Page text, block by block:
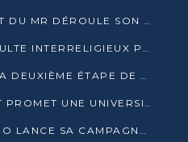
À OWANDO, LE CANDIDAT DU MR DÉROULE SON PROGRAMME DE “CHANGEMENT”
PRÉSIDENTIELLE 2026 : CULTE INTERRELIGIEUX POUR LA PAIX À OUENZÉ
DOLISIE EN BLEU POUR LA DEUXIÈME ÉTAPE DE CAMPAGNE DE DSN
À OUESSO, DESTIN GAVET PROMET UNE UNIVERSITÉ POUR LA SANGHA
À OUESSO, GAVET ELONGO LANCE SA CAMPAGNE SOUS LE SIGNE DU RENOUVEAU